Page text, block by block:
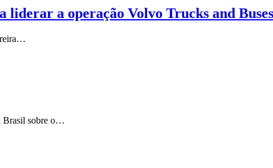
a operação Volvo Trucks and
Brasil sobre o…